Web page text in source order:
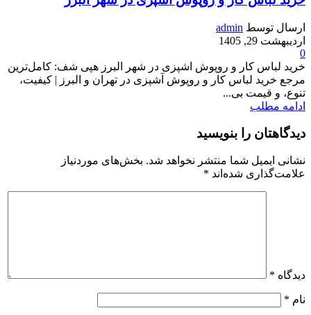
ارسال توسط admin
اردیبهشت 29, 1405
0
خرید لباس کار و روپوش اشپزی در شهر البرز هپی شف: کامل‌ترین
مرجع خرید لباس کار و روپوش آشپزی در تهران و البرز | کیفیت،
تنوع، و قیمت بی‌...
ادامه مطلب
دیدگاهتان را بنویسید
نشانی ایمیل شما منتشر نخواهد شد. بخش‌های موردنیاز
علامت‌گذاری شده‌اند *
دیدگاه *
نام *